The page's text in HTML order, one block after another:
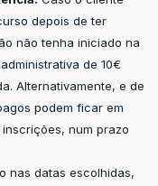
depois de ter
não tenha iniciado na
de 10€
Alternativamente, e de
podem ficar em
num prazo
nas datas escolhidas,